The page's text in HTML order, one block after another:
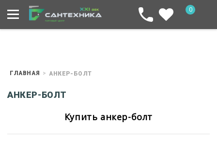
0
ГЛАВНАЯ АНКЕР-БОЛТ
АНКЕР-БОЛТ
Купить анкер-болт